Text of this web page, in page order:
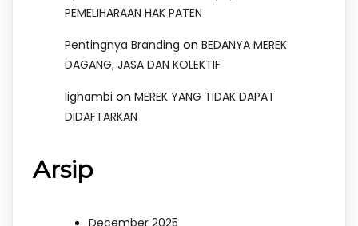
PEMELIHARAAN HAK PATEN
Pentingnya Branding on BEDANYA MEREK
DAGANG, JASA DAN KOLEKTIF
lighambi on MEREK YANG TIDAK DAPAT
DIDAFTARKAN
Arsip